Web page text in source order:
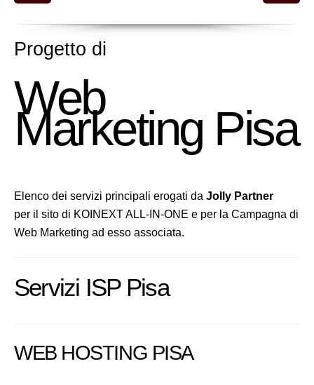
Progetto di
Web
Marketing Pisa
Elenco dei servizi principali erogati da Jolly Partner
per il sito di KOINEXT ALL-IN-ONE e per la Campagna di
Web Marketing ad esso associata.
Servizi ISP Pisa
WEB HOSTING PISA